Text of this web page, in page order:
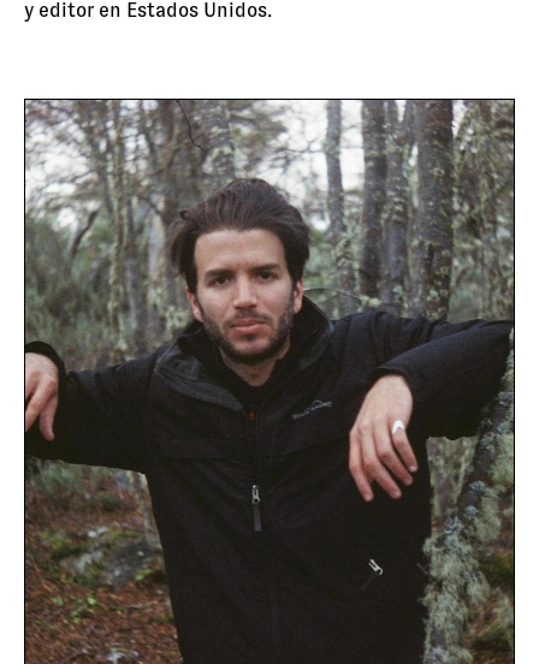
y editor en Estados Unidos.